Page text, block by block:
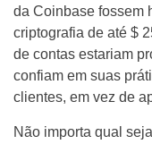
da Coinbase fossem
criptografia de até $
de contas estariam
confiam em suas
clientes, em vez de
Não importa qual